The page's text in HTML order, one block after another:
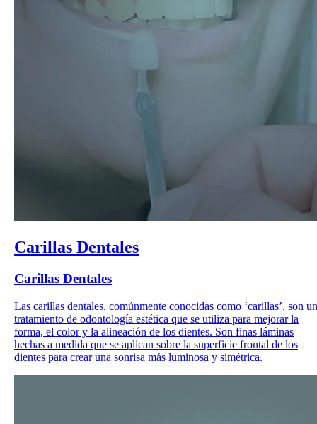
Carillas Dentales
Carillas Dentales
Las carillas dentales, comúnmente conocidas como ‘carillas’, son un
tratamiento de odontología estética que se utiliza para mejorar la
forma, el color y la alineación de los dientes. Son finas láminas
hechas a medida que se aplican sobre la superficie frontal de los
dientes para crear una sonrisa más luminosa y simétrica.